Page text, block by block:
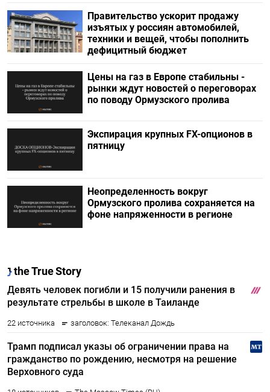
Правительство ускорит продажу
изъятых у россиян автомобилей,
техники и вещей, чтобы пополнить
дефицитный бюджет
Цены на газ в Европе стабильны -
рынки ждут новостей о переговорах
по поводу Ормузского пролива
Экспирация крупных FX-опционов в
пятницу
Неопределенность вокруг
Ормузского пролива сохраняется на
фоне напряженности в регионе